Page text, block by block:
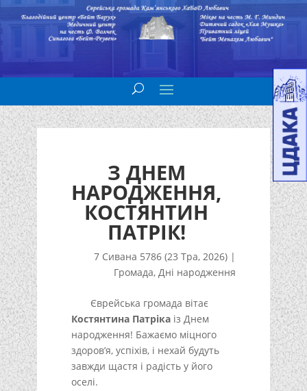
З ДНЕМ
НАРОДЖЕННЯ,
КОСТЯНТИН
ПАТРІК!
7 Сивана 5786 (23 Тра, 2026) |
Громада,Дні народження
Єврейська громада вітає
Костянтина Патрікаіз Днем
народження! Бажаємо міцного
здоров’я, успіхів, і нехай будуть
завжди щастя і радість у його
оселі.